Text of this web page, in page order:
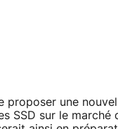
proposer une
SSD sur le marché